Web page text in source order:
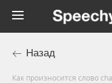
Назад
Как произносится слово